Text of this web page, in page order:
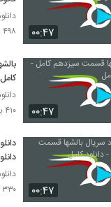
۰۰:۴۷
۴۹۸ بازدید
۰۰:۴۷
کامل
۴۱۰ بازدید
۰۰:۴۷
۳۳۰ بازدید